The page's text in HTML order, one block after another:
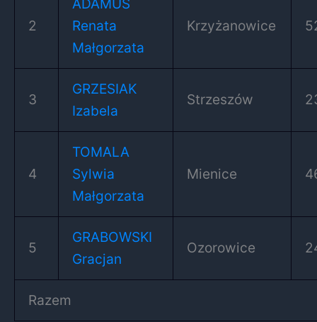
2
Renata
Małgorzata
Krzyżanowice
3
GRZESIAK
Izabela
Strzeszów
4
TOMALA
Sylwia
Małgorzata
Mienice
5
GRABOWSKI
Gracjan
Ozorowice
Razem